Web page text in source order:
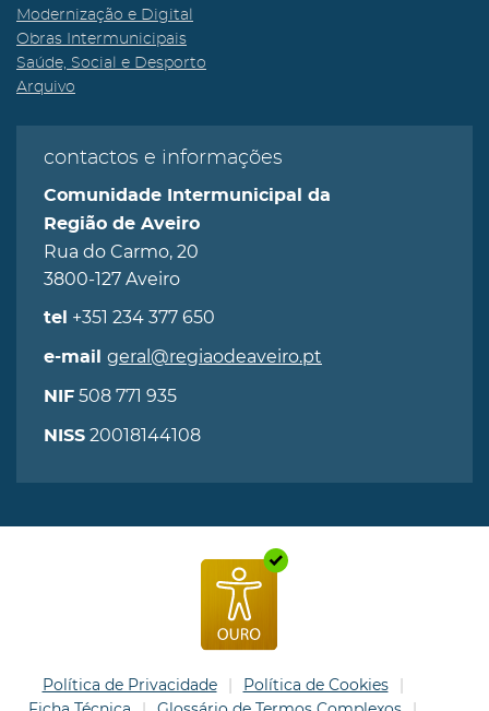
Modernização e Digital
Obras Intermunicipais
Saúde, Social e Desporto
Arquivo
contactos e informações
Comunidade Intermunicipal da
Região de Aveiro
Rua do Carmo, 20
3800-127 Aveiro
tel +351 234 377 650
e-mail geral@regiaodeaveiro.pt
NIF 508 771 935
NISS 20018144108
Política de Privacidade
Política de Cookies